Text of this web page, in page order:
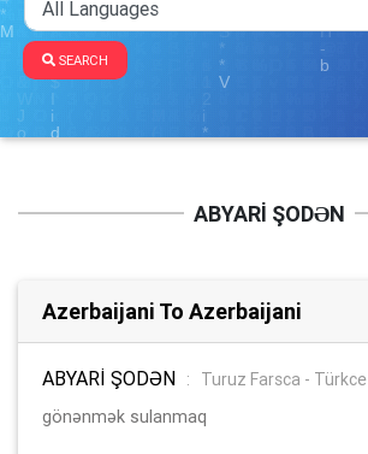
SEARCH
ABYARİ ŞODƏN
Azerbaijani To Azerbaijani
ABYARİ ŞODƏN :
Turuz Farsca - Türkce
gönənmək sulanmaq